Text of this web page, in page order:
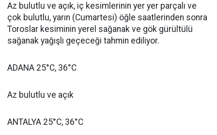
Az bulutlu ve açık, iç kesimlerinin yer yer parçalı ve
çok bulutlu, yarın (Cumartesi) öğle saatlerinden sonra
Toroslar kesiminin yerel sağanak ve gök gürültülü
sağanak yağışlı geçeceği tahmin ediliyor.
ADANA 25°C, 36°C
Az bulutlu ve açık
ANTALYA 25°C, 36°C